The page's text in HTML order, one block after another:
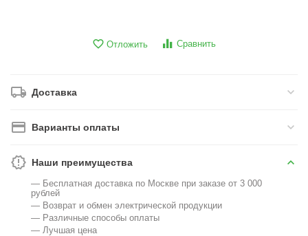
Отложить Сравнить
Доставка
Варианты оплаты
Наши преимущества
— Бесплатная доставка по Москве при заказе от 3 000
рублей
— Возврат и обмен электрической продукции
— Различные способы оплаты
— Лучшая цена